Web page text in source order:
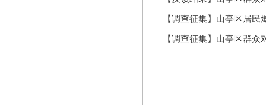
【调查征集】山亭区居
【调查征集】山亭区群